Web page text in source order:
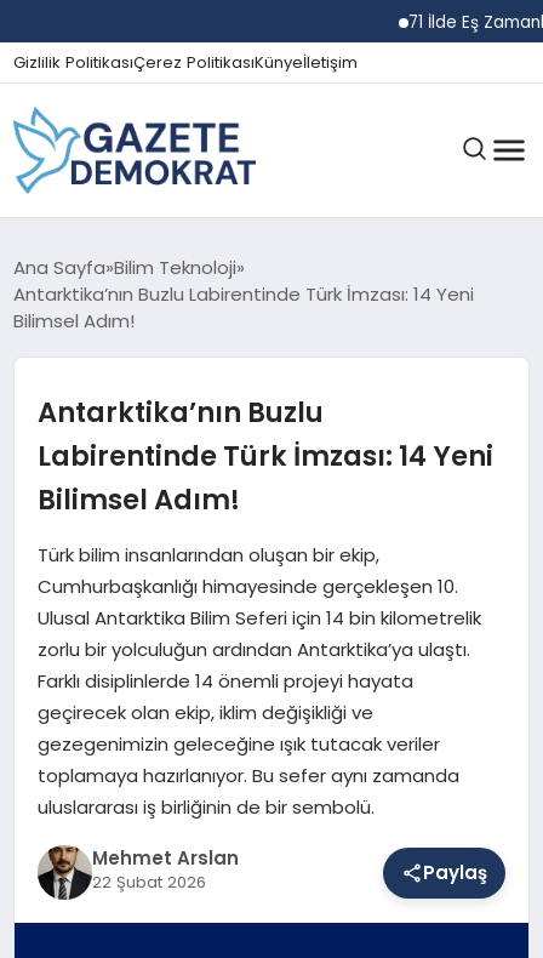
71 İlde Eş Zamanlı
Gizlilik PolitikasıÇerez PolitikasıKünyeİletişim
GÜNDEM
EKONOMI
SPOR
SAĞLIK
EĞITIM
DÜNYA
YAŞAM
Ana Sayfa Bilim Teknoloji
Antarktika’nın Buzlu Labirentinde Türk İmzası: 14 Yeni
Bilimsel Adım!
Antarktika’nın Buzlu
Labirentinde Türk İmzası: 14 Yeni
Bilimsel Adım!
Türk bilim insanlarından oluşan bir ekip,
Cumhurbaşkanlığı himayesinde gerçekleşen 10.
Ulusal Antarktika Bilim Seferi için 14 bin kilometrelik
zorlu bir yolculuğun ardından Antarktika’ya ulaştı.
Farklı disiplinlerde 14 önemli projeyi hayata
geçirecek olan ekip, iklim değişikliği ve
gezegenimizin geleceğine ışık tutacak veriler
toplamaya hazırlanıyor. Bu sefer aynı zamanda
uluslararası iş birliğinin de bir sembolü.
Mehmet Arslan
22 Şubat 2026 Paylaş